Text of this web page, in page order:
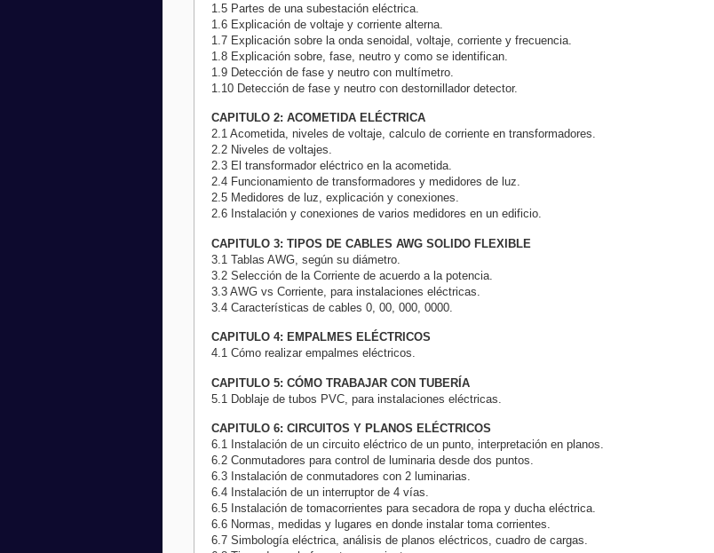
1.5 Partes de una subestación eléctrica.
1.6 Explicación de voltaje y corriente alterna.
1.7 Explicación sobre la onda senoidal, voltaje, corriente y frecuencia.
1.8 Explicación sobre, fase, neutro y como se identifican.
1.9 Detección de fase y neutro con multímetro.
1.10 Detección de fase y neutro con destornillador detector.
CAPITULO 2: ACOMETIDA ELÉCTRICA
2.1 Acometida, niveles de voltaje, calculo de corriente en transformadores.
2.2 Niveles de voltajes.
2.3 El transformador eléctrico en la acometida.
2.4 Funcionamiento de transformadores y medidores de luz.
2.5 Medidores de luz, explicación y conexiones.
2.6 Instalación y conexiones de varios medidores en un edificio.
CAPITULO 3: TIPOS DE CABLES AWG SOLIDO FLEXIBLE
3.1 Tablas AWG, según su diámetro.
3.2 Selección de la Corriente de acuerdo a la potencia.
3.3 AWG vs Corriente, para instalaciones eléctricas.
3.4 Características de cables 0, 00, 000, 0000.
CAPITULO 4: EMPALMES ELÉCTRICOS
4.1 Cómo realizar empalmes eléctricos.
CAPITULO 5: CÓMO TRABAJAR CON TUBERÍA
5.1 Doblaje de tubos PVC, para instalaciones eléctricas.
CAPITULO 6: CIRCUITOS Y PLANOS ELÉCTRICOS
6.1 Instalación de un circuito eléctrico de un punto, interpretación en planos.
6.2 Conmutadores para control de luminaria desde dos puntos.
6.3 Instalación de conmutadores con 2 luminarias.
6.4 Instalación de un interruptor de 4 vías.
6.5 Instalación de tomacorrientes para secadora de ropa y ducha eléctrica.
6.6 Normas, medidas y lugares en donde instalar toma corrientes.
6.7 Simbología eléctrica, análisis de planos eléctricos, cuadro de cargas.